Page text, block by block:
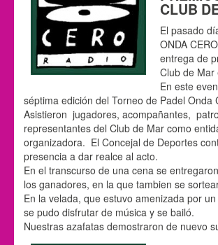
CLUB
El pasado
ONDA
entrega de
Club de Mar
En este
séptima edición del Torneo de Padel Onda
Asistieron jugadores, acompañantes,
representantes del Club de Mar como
organizadora. El Concejal de Deportes
presencia a dar realce al acto.
En el transcurso de una cena se
los ganadores, en la que tambien se
En la velada, que estuvo amenizada por
se pudo disfrutar de música y se bailó.
Nuestras azafatas demostraron de nuevo